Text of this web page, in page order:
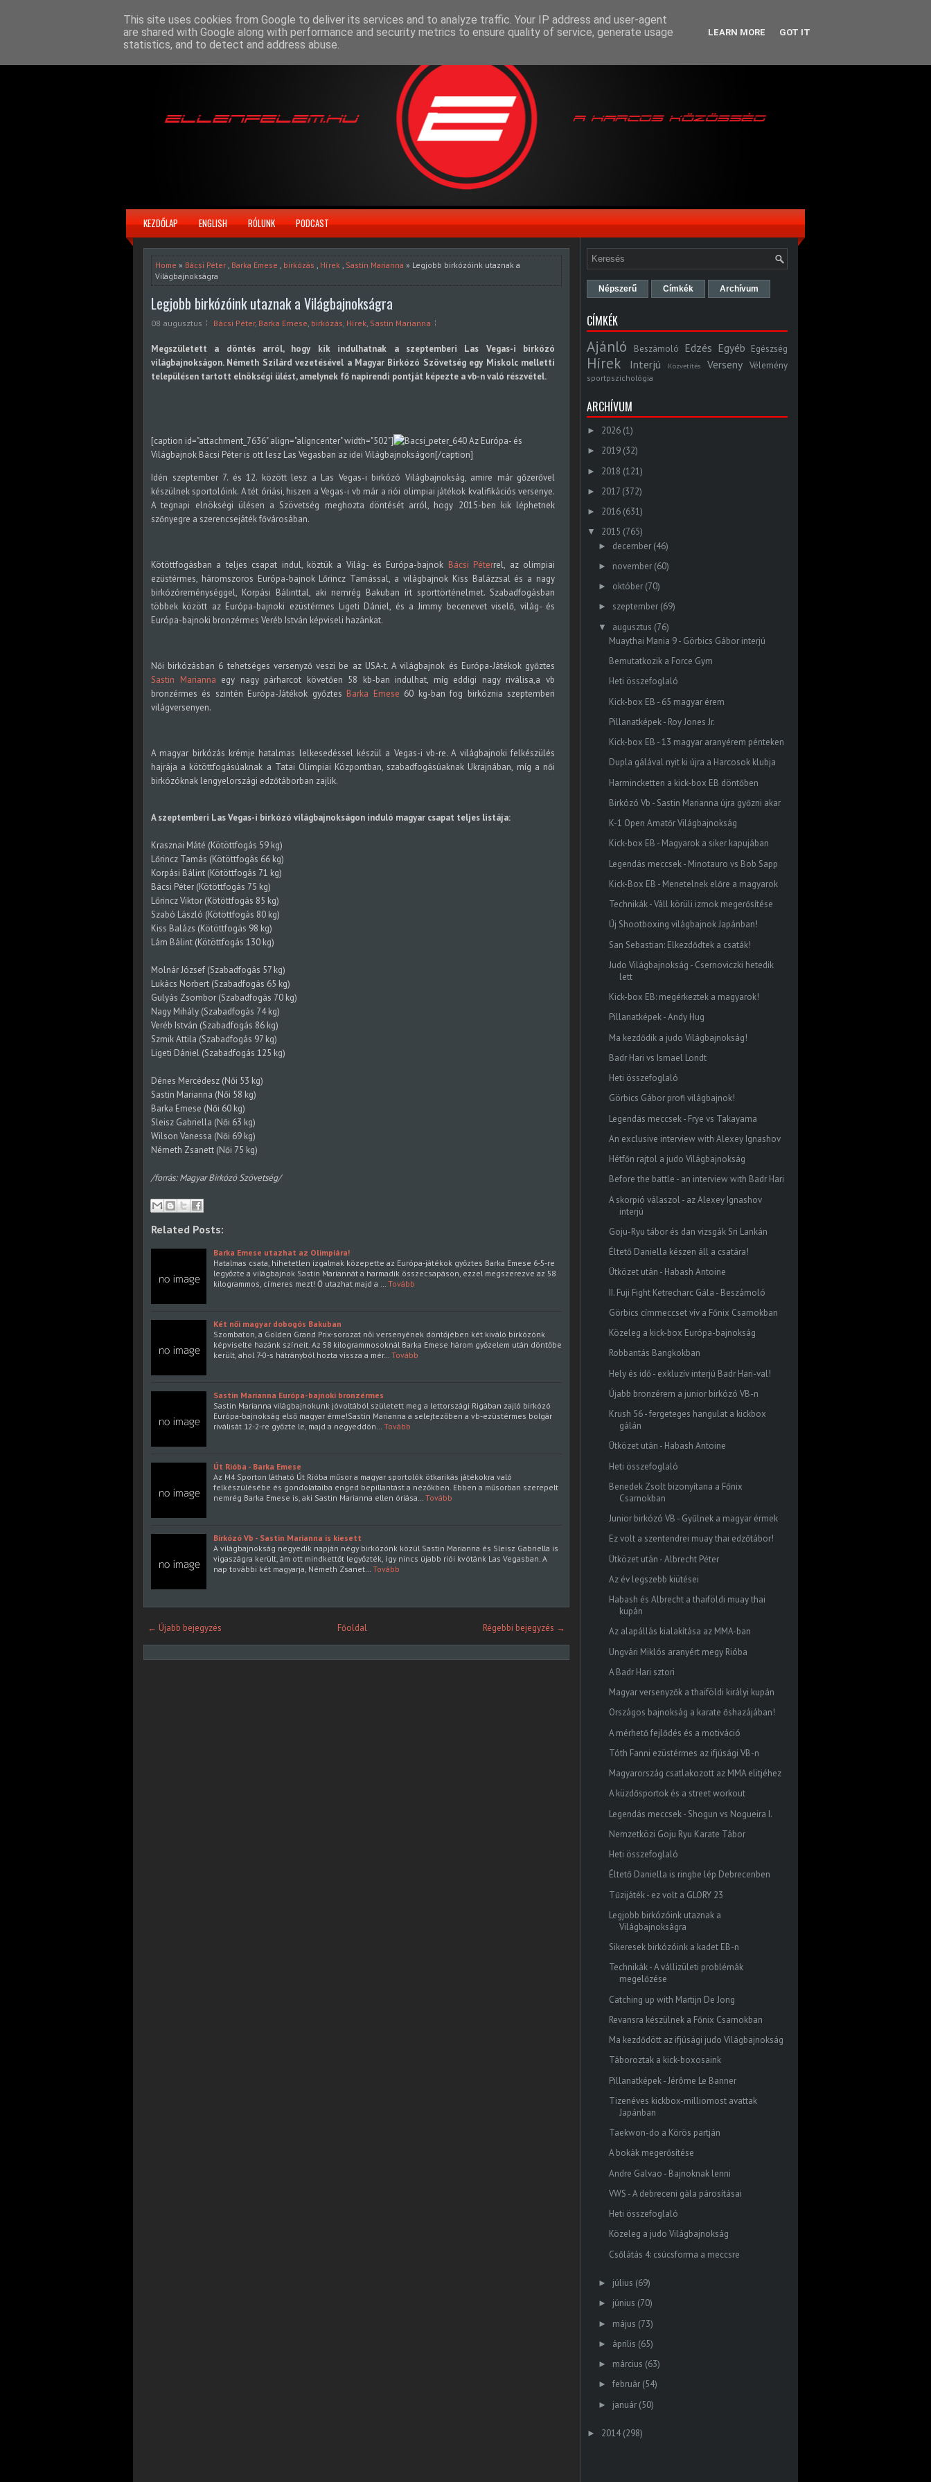
KEZDŐLAP ENGLISH RÓLUNK PODCAST
Home » Bácsi Péter , Barka Emese , birkózás , Hírek , Sastin Marianna » Legjobb birkózóink utaznak a
Világbajnokságra
Legjobb birkózóink utaznak a Világbajnokságra
08 augusztus Bácsi Péter, Barka Emese, birkózás, Hírek, Sastin Marianna
Megszületett a döntés arról, hogy kik indulhatnak a szeptemberi Las Vegas-i birkózó
világbajnokságon. Németh Szilárd vezetésével a Magyar Birkózó Szövetség egy Miskolc melletti
településen tartott elnökségi ülést, amelynek fő napirendi pontját képezte a vb-n való részvétel.
[caption id="attachment_7636" align="aligncenter" width="502"]
Az Európa- és
Világbajnok Bácsi Péter is ott lesz Las Vegasban az idei Világbajnokságon[/caption]
Idén szeptember 7. és 12. között lesz a Las Vegas-i birkózó Világbajnokság, amire már gőzerővel
készülnek sportolóink. A tét óriási, hiszen a Vegas-i vb már a riói olimpiai játékok kvalifikációs versenye.
A tegnapi elnökségi ülésen a Szövetség meghozta döntését arról, hogy 2015-ben kik léphetnek
szőnyegre a szerencsejáték fővárosában.
Kötöttfogásban a teljes csapat indul, köztük a Világ- és Európa-bajnok Bácsi Péterrel, az olimpiai
ezüstérmes, háromszoros Európa-bajnok Lőrincz Tamással, a világbajnok Kiss Balázzsal és a nagy
birkózóreménységgel, Korpási Bálinttal, aki nemrég Bakuban írt sporttörténelmet. Szabadfogásban
többek között az Európa-bajnoki ezüstérmes Ligeti Dániel, és a Jimmy becenevet viselő, világ- és
Európa-bajnoki bronzérmes Veréb István képviseli hazánkat.
Női birkózásban 6 tehetséges versenyző veszi be az USA-t. A világbajnok és Európa-Játékok győztes
Sastin Marianna egy nagy párharcot követően 58 kb-ban indulhat, míg eddigi nagy riválisa,a vb
bronzérmes és szintén Európa-Játékok győztes Barka Emese 60 kg-ban fog birkóznia szeptemberi
világversenyen.
A magyar birkózás krémje hatalmas lelkesedéssel készül a Vegas-i vb-re. A világbajnoki felkészülés
hajrája a kötöttfogásúaknak a Tatai Olimpiai Központban, szabadfogásúaknak Ukrajnában, míg a női
birkózóknak lengyelországi edzőtáborban zajlik.
A szeptemberi Las Vegas-i birkózó világbajnokságon induló magyar csapat teljes listája:
Krasznai Máté (Kötöttfogás 59 kg)
Lőrincz Tamás (Kötöttfogás 66 kg)
Korpási Bálint (Kötöttfogás 71 kg)
Bácsi Péter (Kötöttfogás 75 kg)
Lőrincz Viktor (Kötöttfogás 85 kg)
Szabó László (Kötöttfogás 80 kg)
Kiss Balázs (Kötöttfogás 98 kg)
Lám Bálint (Kötöttfogás 130 kg)
Molnár József (Szabadfogás 57 kg)
Lukács Norbert (Szabadfogás 65 kg)
Gulyás Zsombor (Szabadfogás 70 kg)
Nagy Mihály (Szabadfogás 74 kg)
Veréb István (Szabadfogás 86 kg)
Szmik Attila (Szabadfogás 97 kg)
Ligeti Dániel (Szabadfogás 125 kg)
Dénes Mercédesz (Női 53 kg)
Sastin Marianna (Női 58 kg)
Barka Emese (Női 60 kg)
Sleisz Gabriella (Női 63 kg)
Wilson Vanessa (Női 69 kg)
Németh Zsanett (Női 75 kg)
/forrás: Magyar Birkózó Szövetség/
Related Posts:
Barka Emese utazhat az Olimpiára!
Hatalmas csata, hihetetlen izgalmak közepette az Európa-játékok győztes Barka Emese 6-5-re
legyőzte a világbajnok Sastin Mariannát a harmadik összecsapáson, ezzel megszerezve az 58
kilogrammos, címeres mezt! Ő utazhat majd a …
Tovább
Két női magyar dobogós Bakuban
Szombaton, a Golden Grand Prix-sorozat női versenyének döntőjében két kiváló birkózónk
képviselte hazánk színeit. Az 58 kilogrammosoknál Barka Emese három győzelem után döntőbe
került, ahol 7-0-s hátrányból hozta vissza a mér…
Tovább
Sastin Marianna Európa-bajnoki bronzérmes
Sastin Marianna világbajnokunk jóvoltából született meg a lettországi Rigában zajló birkózó
Európa-bajnokság első magyar érme!Sastin Marianna a selejtezőben a vb-ezüstérmes bolgár
riválisát 12-2-re győzte le, majd a negyeddön…
Tovább
Út Rióba - Barka Emese
Az M4 Sporton látható Út Rióba műsor a magyar sportolók ötkarikás játékokra való
felkészülésébe és gondolataiba enged bepillantást a nézőkben. Ebben a műsorban szerepelt
nemrég Barka Emese is, aki Sastin Marianna ellen óriása…
Tovább
Birkózó Vb - Sastin Marianna is kiesett
A világbajnokság negyedik napján négy birkózónk közül Sastin Marianna és Sleisz Gabriella is
vigaszágra került, ám ott mindkettőt legyőzték, így nincs újabb riói kvótánk Las Vegasban. A
nap további két magyarja, Németh Zsanet…
Tovább
← Újabb bejegyzés Régebbi bejegyzés →
Főoldal
Népszerű Címkék Archívum
CÍMKÉK
Ajánló Beszámoló Edzés Egyéb Egészség
Hírek Interjú Közvetítés Verseny Vélemény
sportpszichológia
ARCHÍVUM
► 2026 (1)
► 2019 (32)
► 2018 (121)
► 2017 (372)
► 2016 (631)
▼ 2015 (765)
► december (46)
► november (60)
► október (70)
► szeptember (69)
▼ augusztus (76)
Muaythai Mania 9 - Görbics Gábor interjú
Bemutatkozik a Force Gym
Heti összefoglaló
Kick-box EB - 65 magyar érem
Pillanatképek - Roy Jones Jr.
Kick-box EB - 13 magyar aranyérem pénteken
Dupla gálával nyit ki újra a Harcosok klubja
Harmincketten a kick-box EB döntőben
Birkózó Vb - Sastin Marianna újra győzni akar
K-1 Open Amatőr Világbajnokság
Kick-box EB - Magyarok a siker kapujában
Legendás meccsek - Minotauro vs Bob Sapp
Kick-Box EB - Menetelnek előre a magyarok
Technikák - Váll körüli izmok megerősítése
Új Shootboxing világbajnok Japánban!
San Sebastian: Elkezdődtek a csaták!
Judo Világbajnokság - Csernoviczki hetedik
lett
Kick-box EB: megérkeztek a magyarok!
Pillanatképek - Andy Hug
Ma kezdődik a judo Világbajnokság!
Badr Hari vs Ismael Londt
Heti összefoglaló
Görbics Gábor profi világbajnok!
Legendás meccsek - Frye vs Takayama
An exclusive interview with Alexey Ignashov
Hétfőn rajtol a judo Világbajnokság
Before the battle - an interview with Badr Hari
A skorpió válaszol - az Alexey Ignashov
interjú
Goju-Ryu tábor és dan vizsgák Sri Lankán
Éltető Daniella készen áll a csatára!
Ütközet után - Habash Antoine
II. Fuji Fight Ketrecharc Gála - Beszámoló
Görbics címmeccset vív a Főnix Csarnokban
Közeleg a kick-box Európa-bajnokság
Robbantás Bangkokban
Hely és idő - exkluzív interjú Badr Hari-val!
Újabb bronzérem a junior birkózó VB-n
Krush 56 - fergeteges hangulat a kickbox
gálán
Ütközet után - Habash Antoine
Heti összefoglaló
Benedek Zsolt bizonyítana a Főnix
Csarnokban
Junior birkózó VB - Gyűlnek a magyar érmek
Ez volt a szentendrei muay thai edzőtábor!
Ütközet után - Albrecht Péter
Az év legszebb kiütései
Habash és Albrecht a thaiföldi muay thai
kupán
Az alapállás kialakítása az MMA-ban
Ungvári Miklós aranyért megy Rióba
A Badr Hari sztori
Magyar versenyzők a thaiföldi királyi kupán
Országos bajnokság a karate őshazájában!
A mérhető fejlődés és a motiváció
Tóth Fanni ezüstérmes az ifjúsági VB-n
Magyarország csatlakozott az MMA elitjéhez
A küzdősportok és a street workout
Legendás meccsek - Shogun vs Nogueira I.
Nemzetközi Goju Ryu Karate Tábor
Heti összefoglaló
Éltető Daniella is ringbe lép Debrecenben
Tűzijáték - ez volt a GLORY 23
Legjobb birkózóink utaznak a
Világbajnokságra
Sikeresek birkózóink a kadet EB-n
Technikák - A vállizületi problémák
megelőzése
Catching up with Martijn De Jong
Revansra készülnek a Főnix Csarnokban
Ma kezdődött az ifjúsági judo Világbajnokság
Táboroztak a kick-boxosaink
Pillanatképek - Jérôme Le Banner
Tizenéves kickbox-milliomost avattak
Japánban
Taekwon-do a Körös partján
A bokák megerősítése
Andre Galvao - Bajnoknak lenni
VWS - A debreceni gála párosításai
Heti összefoglaló
Közeleg a judo Világbajnokság
Csőlátás 4: csúcsforma a meccsre
► július (69)
► június (70)
► május (73)
► április (65)
► március (63)
► február (54)
► január (50)
► 2014 (298)
This site uses cookies from Google to deliver its services and to analyze traffic. Your IP address and user-agent
are shared with Google along with performance and security metrics to ensure quality of service, generate usage
statistics, and to detect and address abuse.
LEARN MORE GOT IT